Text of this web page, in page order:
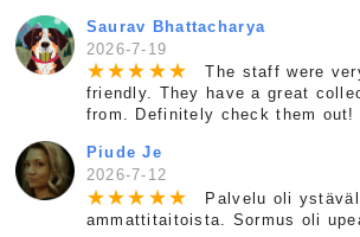
Saurav Bhattacharya
2026-7-19
★★★ ★★
The staff were
friendly. They have a great
from. Definitely check them out!
Piude Je
2026-7-12
★★★ ★★
Palvelu oli
ammattitaitoista. Sormus oli